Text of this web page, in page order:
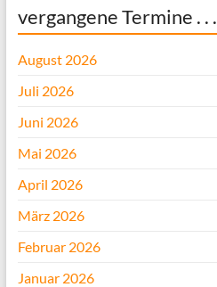
vergangene Termine . . .
August 2026
Juli 2026
Juni 2026
Mai 2026
April 2026
März 2026
Februar 2026
Januar 2026